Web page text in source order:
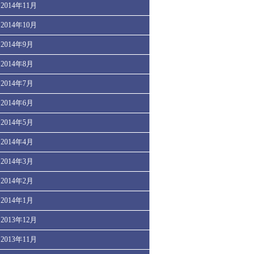
2014年11月
2014年10月
2014年9月
2014年8月
2014年7月
2014年6月
2014年5月
2014年4月
2014年3月
2014年2月
2014年1月
2013年12月
2013年11月